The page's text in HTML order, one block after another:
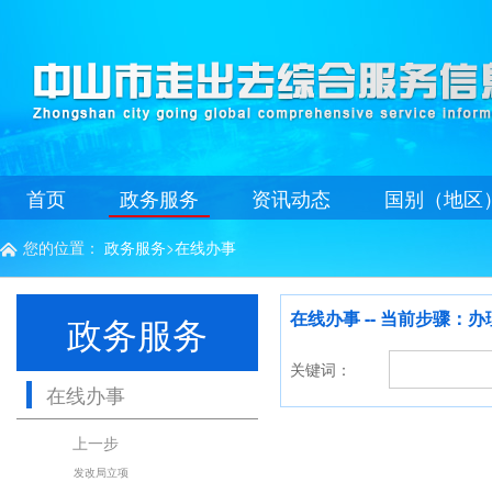
首页 政务服务 资讯动态 国别（地区
 您的位置： 政务服务>在线办事
政务服务
在线办事
上一步
发改局立项
在线办事 -- 当前步骤：
关键词：